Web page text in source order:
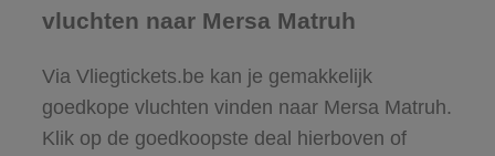
vluchten naar Mersa Matruh
Via Vliegtickets.be kan je gemakkelijk
goedkope vluchten vinden naar Mersa Matruh.
Klik op de goedkoopste deal hierboven of